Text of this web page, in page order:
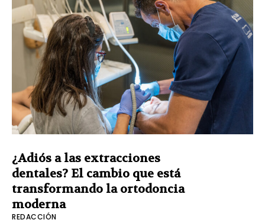
¿Adiós a las extracciones
dentales? El cambio que está
transformando la ortodoncia
moderna
REDACCIÓN